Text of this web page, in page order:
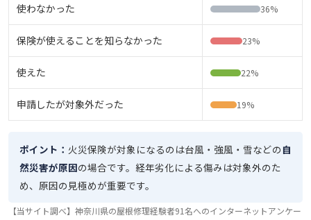
使わなかった 36%
保険が使えることを知らなかった 23%
使えた 22%
申請したが対象外だった 19%
ポイント： 火災保険が対象になるのは台風・強風・雪などの 自
然災害が原因の場合です。経年劣化による傷みは対象外のた
め、原因の見極めが重要です。
【当サイト調べ】神奈川県の屋根修理経験者91名へのインターネットアンケー